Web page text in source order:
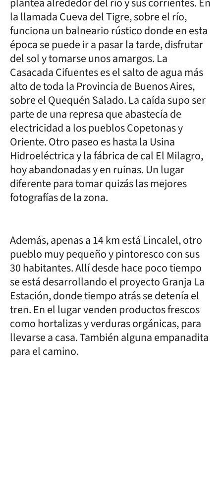
la llamada Cueva del Tigre, sobre el río,
funciona un balneario rústico donde en esta
época se puede ir a pasar la tarde, disfrutar
del sol y tomarse unos amargos. La
Casacada Cifuentes es el salto de agua más
alto de toda la Provincia de Buenos Aires,
sobre el Quequén Salado. La caída supo ser
parte de una represa que abastecía de
electricidad a los pueblos Copetonas y
Oriente. Otro paseo es hasta la Usina
Hidroeléctrica y la fábrica de cal El Milagro,
hoy abandonadas y en ruinas. Un lugar
diferente para tomar quizás las mejores
fotografías de la zona.
Además, apenas a 14 km está Lincalel, otro
pueblo muy pequeño y pintoresco con sus
30 habitantes. Allí desde hace poco tiempo
se está desarrollando el proyecto Granja La
Estación, donde tiempo atrás se detenía el
tren. En el lugar venden productos frescos
como hortalizas y verduras orgánicas, para
llevarse a casa. También alguna empanadita
para el camino.